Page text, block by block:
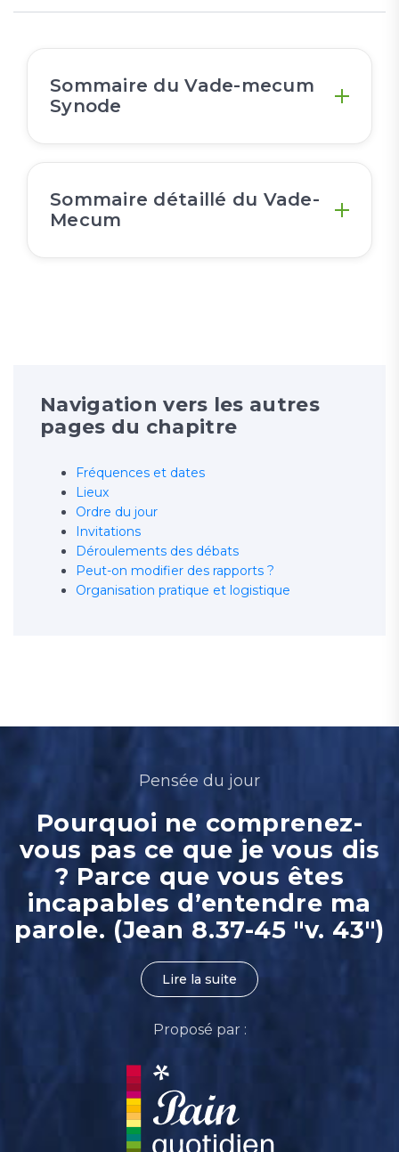
Sommaire du Vade-mecum
Synode
Sommaire détaillé du Vade-
Mecum
Navigation vers les autres
pages du chapitre
Fréquences et dates
Lieux
Ordre du jour
Invitations
Déroulements des débats
Peut-on modifier des rapports ?
Organisation pratique et logistique
Pensée du jour
Pourquoi ne comprenez-
vous pas ce que je vous dis
? Parce que vous êtes
incapables d’entendre ma
parole. (Jean 8.37-45 "v. 43")
Lire la suite
Proposé par :